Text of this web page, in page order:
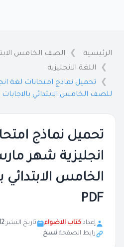
الرئيسية الصف الخامس
اللغة الانجليزية
تحميل نماذج امتحانات لغة
للصف الخامس الابتدائي بالاجابات 2026 PDF
تحميل نماذج
انجليزية شهر
PDF
إعداد:كتاب الاضواء تاريخ النشر:12 أبريل 2026
رابط الصفحة:نسخ